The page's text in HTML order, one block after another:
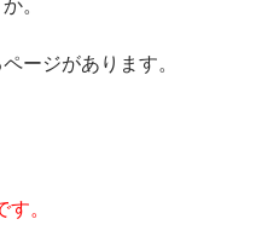
。
ージがあります。
。